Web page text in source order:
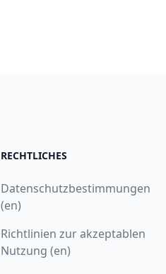
RECHTLICHES
Datenschutzbestimmungen
(en)
Richtlinien zur akzeptablen
Nutzung (en)